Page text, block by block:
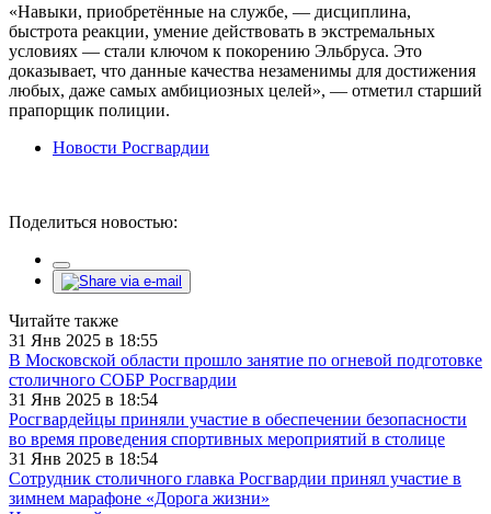
«Навыки, приобретённые на службе, — дисциплина,
быстрота реакции, умение действовать в экстремальных
условиях — стали ключом к покорению Эльбруса. Это
доказывает, что данные качества незаменимы для достижения
любых, даже самых амбициозных целей», — отметил старший
прапорщик полиции.
Новости Росгвардии
Поделиться новостью:
Читайте также
31 Янв 2025 в 18:55
В Московской области прошло занятие по огневой подготовке
столичного СОБР Росгвардии
31 Янв 2025 в 18:54
Росгвардейцы приняли участие в обеспечении безопасности
во время проведения спортивных мероприятий в столице
31 Янв 2025 в 18:54
Сотрудник столичного главка Росгвардии принял участие в
зимнем марафоне «Дорога жизни»